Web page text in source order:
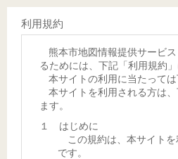
利用規約
熊本市地図情報提供サービ
るためには、下記「利用規約
本サイトの利用に当たって
本サイトを利用される方は
ます。
１ はじめに
この規約は、本サイト
です。